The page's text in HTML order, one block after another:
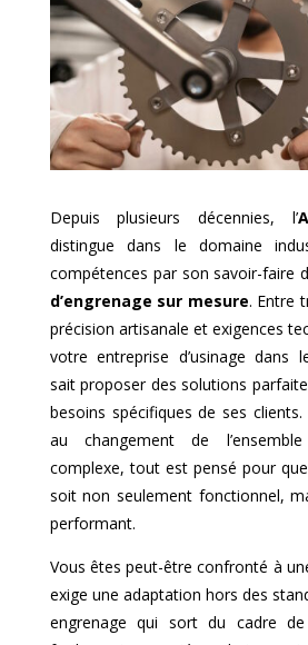
Depuis plusieurs décennies, l’
distingue dans le domaine
compétences par son savoir-faire
d’engrenage sur mesure. Entre
précision artisanale et exigences
votre entreprise d’usinage dans
sait proposer des solutions
besoins spécifiques de ses clients.
au changement de
complexe, tout est pensé pour
soit non seulement fonctionnel,
performant.
Vous êtes peut-être confronté à
exige une adaptation hors des
engrenage qui sort du cadre